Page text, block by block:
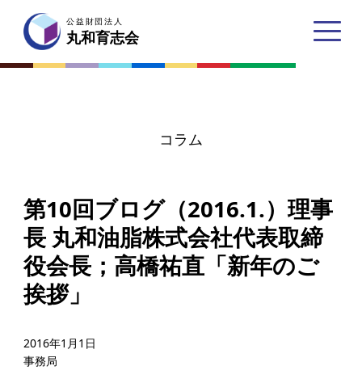
公益財団法人
丸和育志会
丸和育志会とは
理事長あいさつ
丸和育志会の目指す未来
学生のみなさんへ
起業家のみなさんへ
起業を考えている
公益財団法人
丸和育志会
コラム
第10回ブログ（2016.1.）理事
長 丸和油脂株式会社代表取締
役会長；高橋祐直「新年のご
挨拶」
2016年1月1日
事務局